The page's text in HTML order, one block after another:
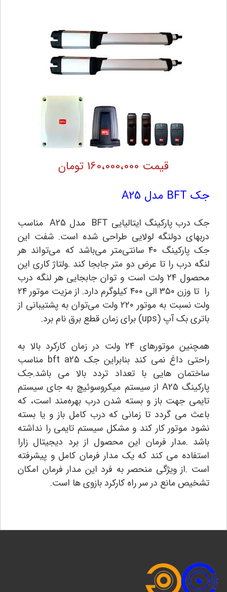
قیمت 160،000،000 تومان
جک BFT مدل A25
جک درب پارکینگ ایتالیایی BFT مدل A25 مناسب
دربهای دولنگه لولایی طراحی شده است. شفت این
جک پارکینگ ۴۰ سانتی‌متر می‌باشد که می‌تواند هر
لنگه درب را تا عرض دو متر جابجا کند .ولتاژ کاری این
محصول ۲۴ ولت است و توان جابجایی هر لنگه درب
را تا وزن ۳۵۰ الی ۴۰۰ کیلوگرم دارد. از مزیت موتور ۲۴
ولت نسبت به موتور ۲۲۰ ولت می‌توان به پشتیبانی از
باتری بک آپ (ups) برای زمان قطع برق نام برد.
همچنین موتورهای ۲۴ ولت در زمان کارکرد بالا به
راحتی داغ نمی کند بنابراین جک bft a25 مناسب
ساختمان هایی با تعداد تردد بالا می باشد.جک
پارکینگ A25 از سیستم میکروسوئیچ به جای سیستم
تایمی جهت باز و بسته شدن درب بهره‌مند است، که
باعث می گردد تا زمانی که درب کامل باز و یا بسته
نشود موتور کار کند و مشکل سیستم تایمی را نداشته
باشد .مدار فرمان این محصول از برد دیجیتال زارا
استفاده می کند که یک مدار فرمان کامل و پیشرفته
است .از ویژگی منحصر به فرد این مدار فرمان امکان
تشخیص مانع در سر راه کارکرد بازوی ها است.